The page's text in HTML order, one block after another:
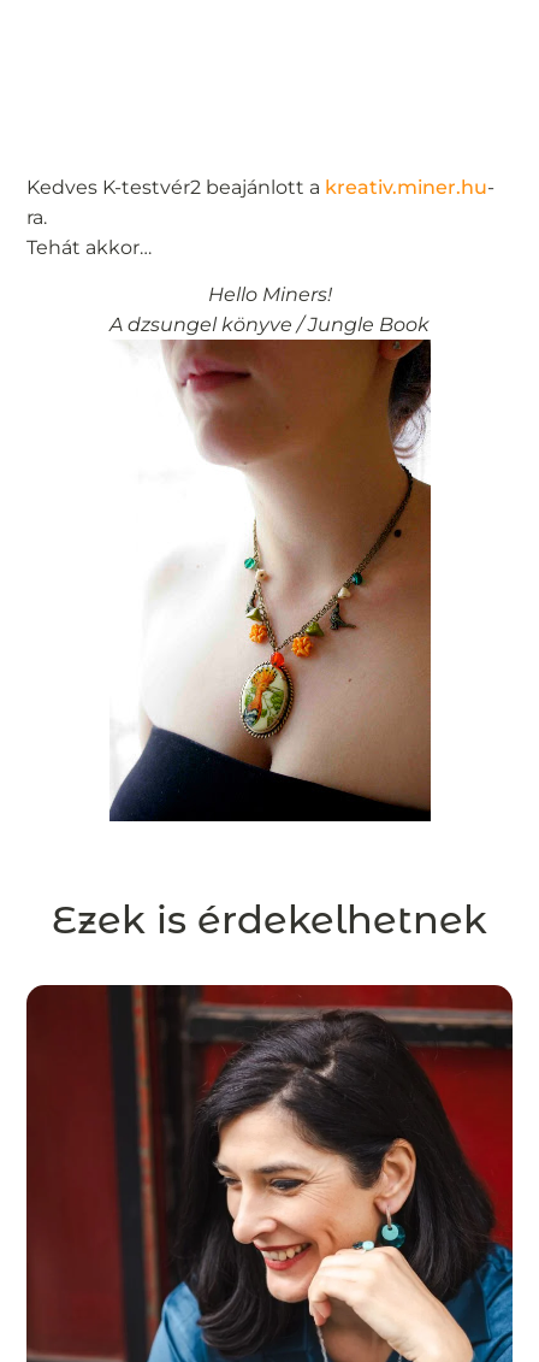
Kedves K-testvér2 beajánlott a kreativ.miner.hu-
ra.
Tehát akkor…
Hello Miners!
A dzsungel könyve / Jungle Book
Ezek is érdekelhetnek